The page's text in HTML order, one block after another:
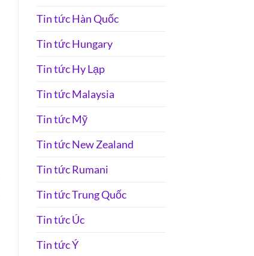
Tin tức Hàn Quốc
Tin tức Hungary
Tin tức Hy Lạp
Tin tức Malaysia
Tin tức Mỹ
Tin tức New Zealand
Tin tức Rumani
Tin tức Trung Quốc
Tin tức Úc
Tin tức Ý